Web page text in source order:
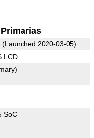
(Launched 2020-03-05)
LCD
SoC